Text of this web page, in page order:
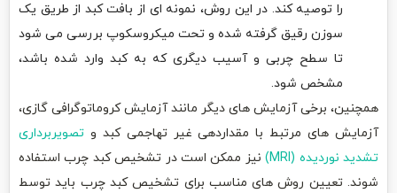
را توصیه کند. در این روش، نمونه ای از بافت کبد از طریق یک
سوزن رقیق گرفته شده و تحت میکروسکوپ بررسی می شود
تا سطح چربی و آسیب دیگری که به کبد وارد شده باشد،
مشخص شود.
همچنین، برخی آزمایش های دیگر مانند آزمایش کروماتوگرافی گازی،
آزمایش های مرتبط با مقداردهی غیر تهاجمی کبد و تصویربرداری
تشدید نوردیده (MRI)
نیز ممکن است در تشخیص کبد چرب استفاده
شوند. تعیین روش های مناسب برای تشخیص کبد چرب باید توسط